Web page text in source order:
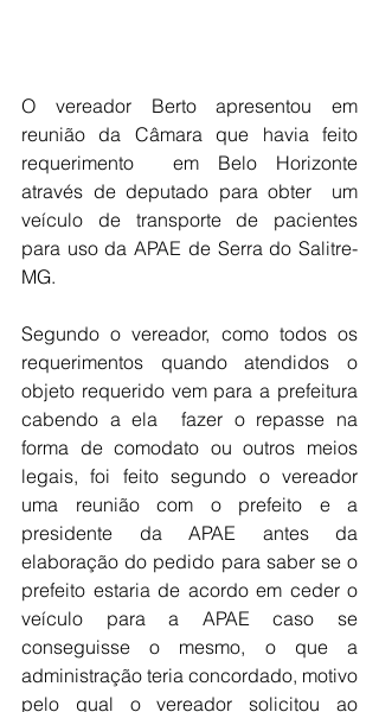
O vereador Berto apresentou em
reunião da Câmara que havia feito
requerimento  em Belo Horizonte
através de deputado para obter  um
veículo de transporte de pacientes
para uso da APAE de Serra do Salitre-
MG.
Segundo o vereador, como todos os
requerimentos quando atendidos o
objeto requerido vem para a prefeitura
cabendo a ela  fazer o repasse na
forma de comodato ou outros meios
legais, foi feito segundo o vereador
uma reunião com o prefeito e a
presidente da APAE antes da
elaboração do pedido para saber se o
prefeito estaria de acordo em ceder o
veículo para a APAE caso se
conseguisse o mesmo, o que a
administração teria concordado, motivo
pelo qual o vereador solicitou ao